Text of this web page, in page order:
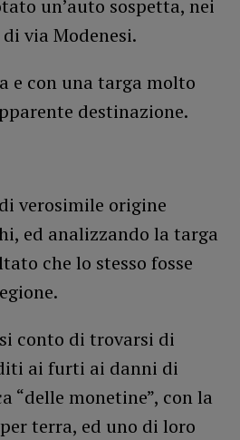
un’auto sospetta, nei
via Modenesi.
e con una targa molto
destinazione.
verosimile origine
ed analizzando la targa
che lo stesso fosse
conto di trovarsi di
ai furti ai danni di
“delle monetine”, con la
terra, ed uno di loro